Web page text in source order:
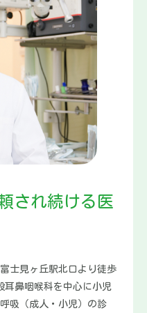
され続ける医
士見ヶ丘駅北口より徒歩
耳鼻咽喉科を中心に小児
吸（成人・小児）の診